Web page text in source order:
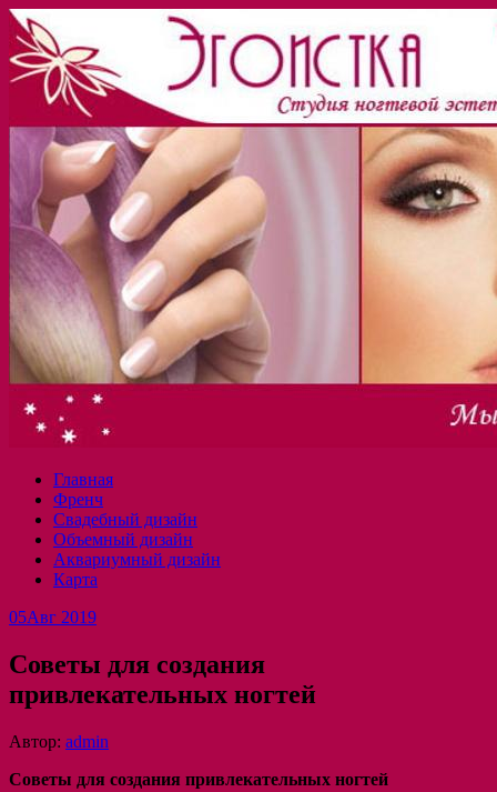
Главная
Френч
Свадебный дизайн
Объемный дизайн
Аквариумный дизайн
Карта
05Авг 2019
Советы для создания
привлекательных ногтей
Автор: admin
Советы для создания привлекательных ногтей